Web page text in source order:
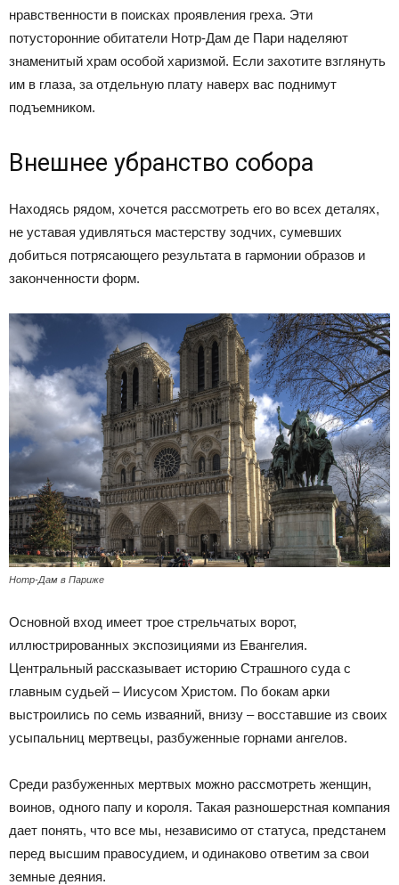
нравственности в поисках проявления греха. Эти
потусторонние обитатели Нотр-Дам де Пари наделяют
знаменитый храм особой харизмой. Если захотите взглянуть
им в глаза, за отдельную плату наверх вас поднимут
подъемником.
Внешнее убранство собора
Находясь рядом, хочется рассмотреть его во всех деталях,
не уставая удивляться мастерству зодчих, сумевших
добиться потрясающего результата в гармонии образов и
законченности форм.
Нотр-Дам в Париже
Основной вход имеет трое стрельчатых ворот,
иллюстрированных экспозициями из Евангелия.
Центральный рассказывает историю Страшного суда с
главным судьей – Иисусом Христом. По бокам арки
выстроились по семь изваяний, внизу – восставшие из своих
усыпальниц мертвецы, разбуженные горнами ангелов.
Среди разбуженных мертвых можно рассмотреть женщин,
воинов, одного папу и короля. Такая разношерстная компания
дает понять, что все мы, независимо от статуса, предстанем
перед высшим правосудием, и одинаково ответим за свои
земные деяния.